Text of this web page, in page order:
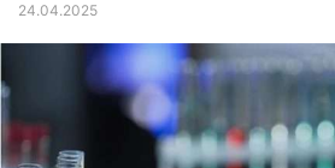
24.04.2025